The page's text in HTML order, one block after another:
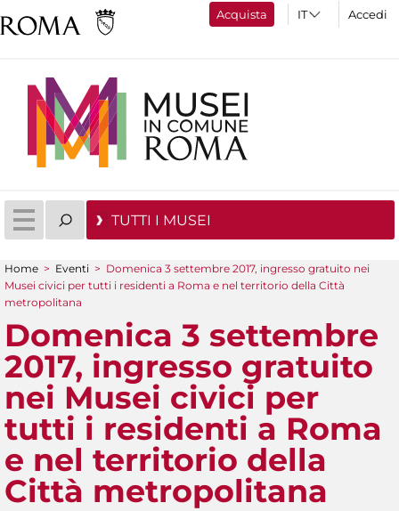
Acquista Accedi
TUTTI I MUSEI
Tu sei qui
Home > Eventi > Domenica 3 settembre 2017, ingresso gratuito nei
Musei civici per tutti i residenti a Roma e nel territorio della Città
metropolitana
Domenica 3 settembre
2017, ingresso gratuito
nei Musei civici per
tutti i residenti a Roma
e nel territorio della
Città metropolitana